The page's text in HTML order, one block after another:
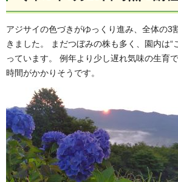
アジサイの色づきがゆっくり進み、全体の3
きました。 まだつぼみの株も多く、園内は“
っています。 例年より少し遅れ気味の生育
時間がかかりそうです。